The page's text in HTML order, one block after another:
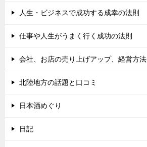
人生・ビジネスで成功する成幸の法則
仕事や人生がうまく行く成功の法則
会社、お店の売り上げアップ、経営方法
北陸地方の話題と口コミ
日本酒めぐり
日記